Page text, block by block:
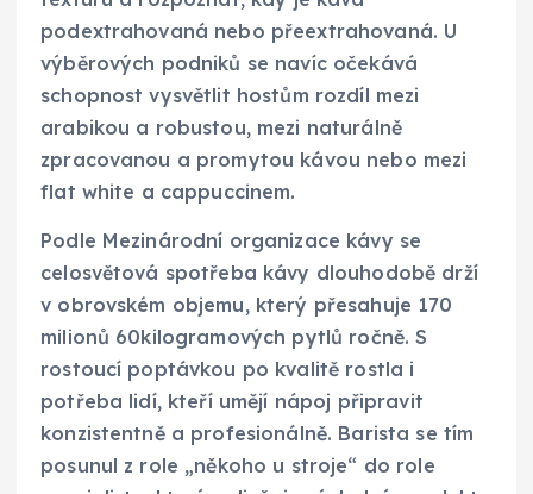
podextrahovaná nebo přeextrahovaná. U
výběrových podniků se navíc očekává
schopnost vysvětlit hostům rozdíl mezi
arabikou a robustou, mezi naturálně
zpracovanou a promytou kávou nebo mezi
flat white a cappuccinem.
Podle Mezinárodní organizace kávy se
celosvětová spotřeba kávy dlouhodobě drží
v obrovském objemu, který přesahuje 170
milionů 60kilogramových pytlů ročně. S
rostoucí poptávkou po kvalitě rostla i
potřeba lidí, kteří umějí nápoj připravit
konzistentně a profesionálně. Barista se tím
posunul z role „někoho u stroje“ do role